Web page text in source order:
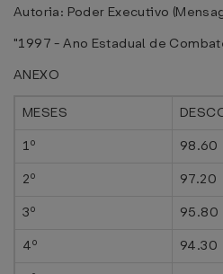
Autoria: Poder Executivo
"1997 - Ano Estadual de
ANEXO
MESES
1º
98.60
2º
97.20
3º
95.80
4º
94.30